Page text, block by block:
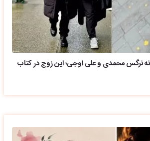
نرگس محمدی و علی اوجی؛ این زوج در کتاب